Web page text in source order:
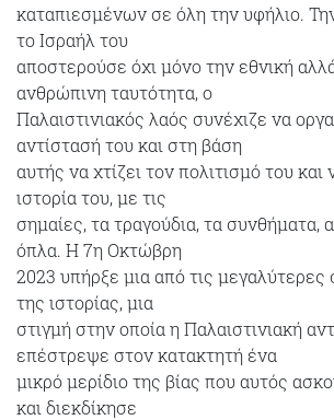
καταπιεσμένων σε όλη την υφήλιο.
το Ισραήλ του
αποστερούσε όχι μόνο την εθνική
ανθρώπινη ταυτότητα, ο
Παλαιστινιακός λαός συνέχιζε να
αντίστασή του και στη βάση
αυτής να χτίζει τον πολιτισμό του και
ιστορία του, με τις
σημαίες, τα τραγούδια, τα συνθήματα,
όπλα. Η 7η Οκτώβρη
2023 υπήρξε μια από τις μεγαλύτερες
της ιστορίας, μια
στιγμή στην οποία η Παλαιστινιακή
επέστρεψε στον κατακτητή ένα
μικρό μερίδιο της βίας που αυτός
και διεκδίκησε